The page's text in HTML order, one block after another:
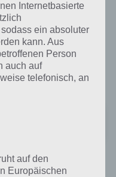
und individuelle
Player ab.
Smartphone / Tablet
den Google Play Store
Rocket Music Player
Musikplayer auf ihrem
Internetbasierte
ein absoluter
kann. Aus
Person
auch auf
telefonisch, an
auf den
Europäischen